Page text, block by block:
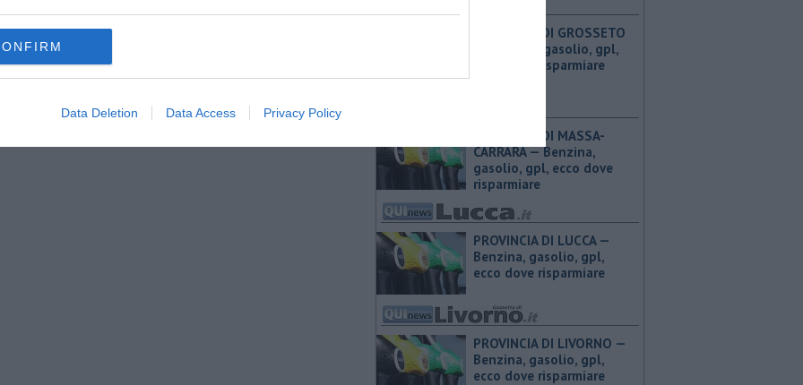
Data Deletion Data Access Privacy Policy
PROVINCIA DI GROSSETO
— ​Benzina, gasolio, gpl,
ecco dove risparmiare
PROVINCIA DI MASSA-
CARRARA — ​Benzina,
gasolio, gpl, ecco dove
risparmiare
PROVINCIA DI LUCCA — ​
Benzina, gasolio, gpl,
ecco dove risparmiare
PROVINCIA DI LIVORNO — ​
Benzina, gasolio, gpl,
ecco dove risparmiare